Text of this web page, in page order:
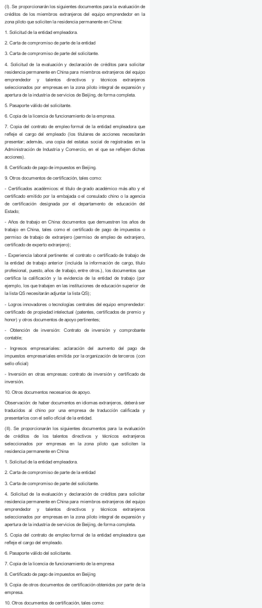
(I). Se proporcionarán los siguientes documentos para la evaluación de
créditos de los miembros extranjeros del equipo emprendedor en la
zona piloto que soliciten la residencia permanente en China:
1. Solicitud de la entidad empleadora.
2. Carta de compromiso de parte de la entidad
3. Carta de compromiso de parte del solicitante.
4. Solicitud de la evaluación y declaración de créditos para solicitar
residencia permanente en China para miembros extranjeros del equipo
emprendedor y talentos directivos y técnicos extranjeros
seleccionados por empresas en la zona piloto integral de expansión y
apertura de la industria de servicios de Beijing, de forma completa.
5. Pasaporte válido del solicitante.
6. Copia de la licencia de funcionamiento de la empresa.
7. Copia del contrato de empleo formal de la entidad empleadora que
refleje el cargo del empleado (los titulares de acciones necesitarán
presentar; además, una copia del estatus social de registradas en la
Administración de Industria y Comercio, en el que se reflejen dichas
acciones).
8. Certificado de pago de impuestos en Beijing.
9. Otros documentos de certificación, tales como:
- Certificados académicos: el título de grado académico más alto y el
certificado emitido por la embajada o el consulado chino o la agencia
de certificación designada por el departamento de educación del
Estado;
- Años de trabajo en China: documentos que demuestren los años de
trabajo en China, tales como el certificado de pago de impuestos o
permiso de trabajo de extranjero (permiso de empleo de extranjero,
certificado de experto extranjero);
- Experiencia laboral pertinente: el contrato o certificado de trabajo de
la entidad de trabajo anterior (incluida la información de cargo, título
profesional, puesto, años de trabajo, entre otros.), los documentos que
certifica la calificación y la evidencia de la entidad de trabajo (por
ejemplo, los que trabajen en las instituciones de educación superior de
la lista QS necesitarán adjuntar la lista QS);
- Logros innovadores o tecnologías centrales del equipo emprendedor:
certificado de propiedad intelectual (patentes, certificados de premio y
honor) y otros documentos de apoyo pertinentes;
- Obtención de inversión: Contrato de inversión y comprobante
contable;
- Ingresos empresariales: aclaración del aumento del pago de
impuestos empresariales emitida por la organización de terceros (con
sello oficial)
- Inversión en otras empresas: contrato de inversión y certificado de
inversión.
10. Otros documentos necesarios de apoyo.
Observación: de haber documentos en idiomas extranjeros, deberá ser
traducidos al chino por una empresa de traducción calificada y
presentarlos con el sello oficial de la entidad.
(II). Se proporcionarán los siguientes documentos para la evaluación
de créditos de los talentos directivos y técnicos extranjeros
seleccionados por empresas en la zona piloto que soliciten la
residencia permanente en China
1. Solicitud de la entidad empleadora.
2. Carta de compromiso de parte de la entidad
3. Carta de compromiso de parte del solicitante.
4. Solicitud de la evaluación y declaración de créditos para solicitar
residencia permanente en China para miembros extranjeros del equipo
emprendedor y talentos directivos y técnicos extranjeros
seleccionados por empresas en la zona piloto integral de expansión y
apertura de la industria de servicios de Beijing, de forma completa.
5. Copia del contrato de empleo formal de la entidad empleadora que
refleje el cargo del empleado.
6. Pasaporte válido del solicitante.
7. Copia de la licencia de funcionamiento de la empresa
8. Certificado de pago de impuestos en Beijing
9. Copia de otros documentos de certificación obtenidos por parte de la
empresa.
10. Otros documentos de certificación, tales como: